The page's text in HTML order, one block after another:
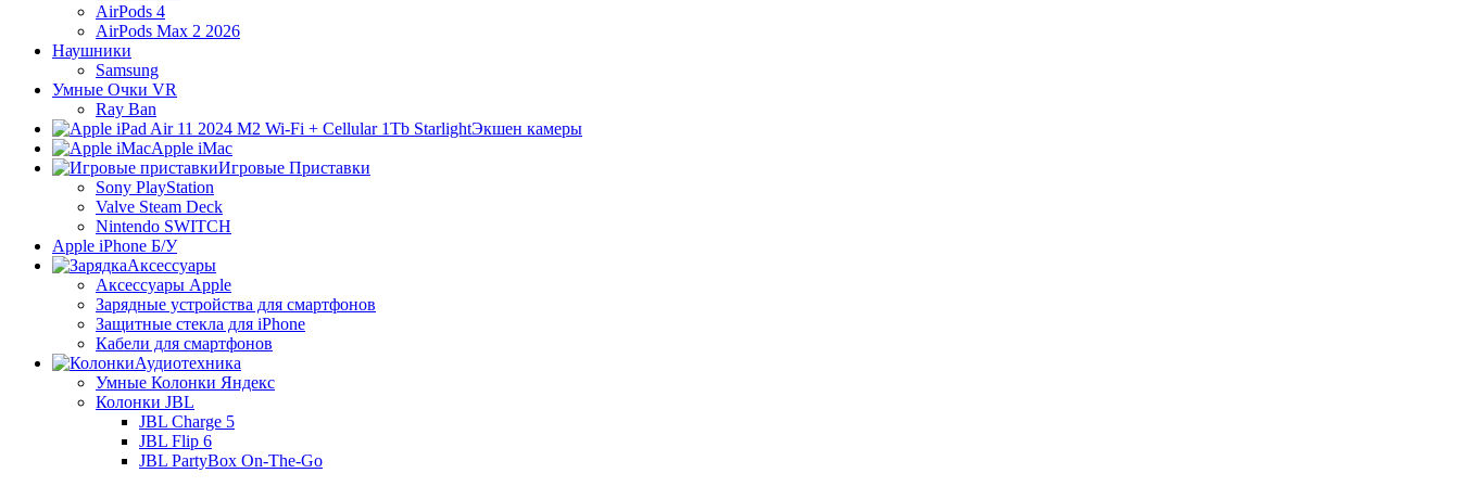
AirPods 4
AirPods Max 2 2026
Наушники
Samsung
Умные Очки VR
Ray Ban
Экшен камеры
Apple iMac
Игровые Приставки
Sony PlayStation
Valve Steam Deck
Nintendo SWITCH
Apple iPhone Б/У
Аксессуары
Аксессуары Apple
Зарядные устройства для смартфонов
Защитные стекла для iPhone
Кабели для смартфонов
Аудиотехника
Умные Колонки Яндекс
Колонки JBL
JBL Charge 5
JBL Flip 6
JBL PartyBox On-The-Go